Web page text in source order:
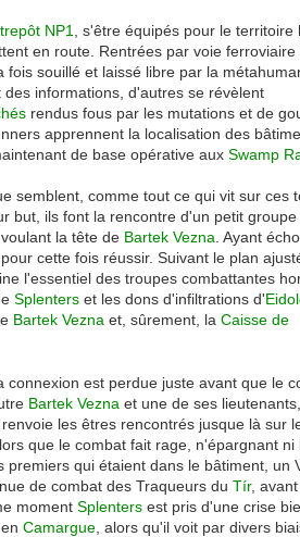
NP1
, s'être équipés pour le territoire
en route. Rentrées par voie ferroviaire
souillé et laissé libre par la
informations, d'autres se révèlent
rendus fous par les mutations et de
apprennent la localisation des
de base opérative aux Swamp
semblent, comme tout ce qui vit sur ces
but, ils font la rencontre d'un petit groupe
la tête de Bartek Vezna. Ayant
cette fois réussir. Suivant le plan
l'essentiel des troupes combattantes
Splenters et les dons d'infiltrations d'
Bartek Vezna et, sûrement, la Caisse de
est perdue juste avant que le
Bartek Vezna et une de ses
les êtres rencontrés jusque là sur
que le combat fait rage, n'épargnant ni
premiers qui étaient dans le bâtiment, un
de combat des Traqueurs du Tír,
moment Splenters est pris d'une crise
Camargue , alors qu'il voit par divers